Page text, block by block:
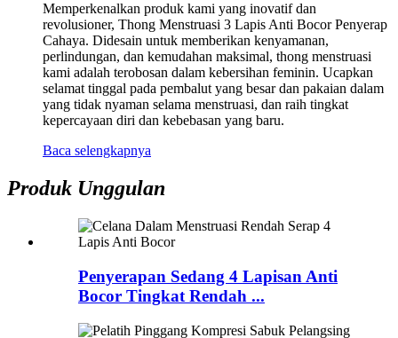
Memperkenalkan produk kami yang inovatif dan
revolusioner, Thong Menstruasi 3 Lapis Anti Bocor Penyerap
Cahaya. Didesain untuk memberikan kenyamanan,
perlindungan, dan kemudahan maksimal, thong menstruasi
kami adalah terobosan dalam kebersihan feminin. Ucapkan
selamat tinggal pada pembalut yang besar dan pakaian dalam
yang tidak nyaman selama menstruasi, dan raih tingkat
kepercayaan diri dan kebebasan yang baru.
Baca selengkapnya
Produk Unggulan
Penyerapan Sedang 4 Lapisan Anti
Bocor Tingkat Rendah ...